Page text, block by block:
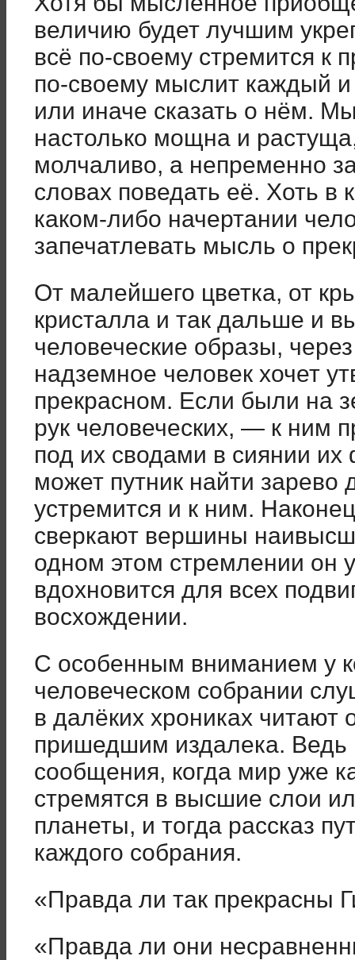
величию будет лучшим
всё по-своему стремится к
по-своему мыслит каждый и
или иначе сказать о нём.
настолько мощна и
молчаливо, а непременно
словах поведать её. Хоть в
каком-либо начертании
запечатлевать мысль о
От малейшего цветка, от
кристалла и так дальше и
человеческие образы,
надземное человек хочет
прекрасном. Если были на
рук человеческих, — к ним
под их сводами в сиянии их
может путник найти зарево
устремится и к ним.
сверкают вершины
одном этом стремлении он
вдохновится для всех
восхождении.
С особенным вниманием у
человеческом собрании
в далёких хрониках читают
пришедшим издалека. Ведь
сообщения, когда мир уже
стремятся в высшие слои
планеты, и тогда рассказ
каждого собрания.
«Правда ли так прекрасны
«Правда ли они